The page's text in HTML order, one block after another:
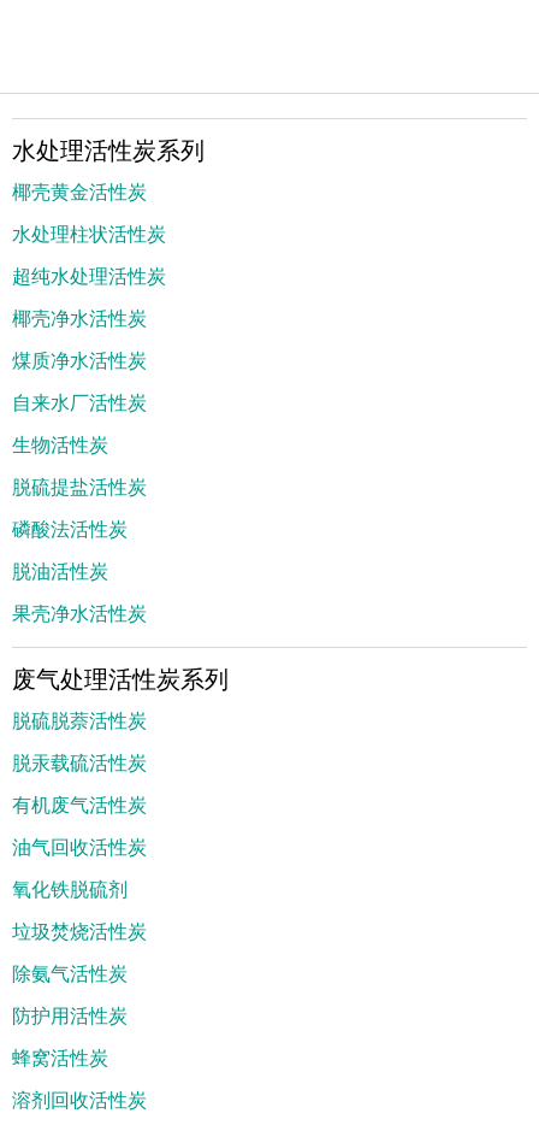
水处理活性炭系列
椰壳黄金活性炭
水处理柱状活性炭
超纯水处理活性炭
椰壳净水活性炭
煤质净水活性炭
自来水厂活性炭
生物活性炭
脱硫提盐活性炭
磷酸法活性炭
脱油活性炭
果壳净水活性炭
废气处理活性炭系列
脱硫脱萘活性炭
脱汞载硫活性炭
有机废气活性炭
油气回收活性炭
氧化铁脱硫剂
垃圾焚烧活性炭
除氨气活性炭
防护用活性炭
蜂窝活性炭
溶剂回收活性炭